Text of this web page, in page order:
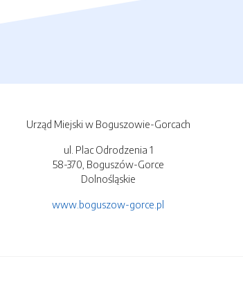
Urząd Miejski w Boguszowie-Gorcach
ul. Plac Odrodzenia 1
58-370, Boguszów-Gorce
Dolnośląskie
www.boguszow-gorce.pl